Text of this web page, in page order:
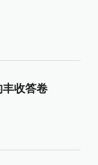
丰收答卷